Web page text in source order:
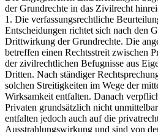
der Grundrechte in das Zivilrecht
1. Die verfassungsrechtliche
Entscheidungen richtet sich nach den
Drittwirkung der Grundrechte. Die
betreffen einen Rechtsstreit zwischen
der zivilrechtlichen Befugnisse aus
Dritten. Nach ständiger
solchen Streitigkeiten im Wege der
Wirksamkeit entfalten. Danach
Privaten grundsätzlich nicht
entfalten jedoch auch auf die
Ausstrahlungswirkung und sind von